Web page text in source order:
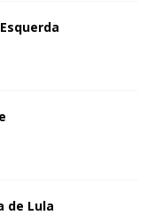
de Lula